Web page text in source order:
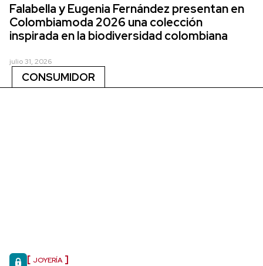
Falabella y Eugenia Fernández presentan en
Colombiamoda 2026 una colección
inspirada en la biodiversidad colombiana
julio 31, 2026
CONSUMIDOR
JOYERÍA